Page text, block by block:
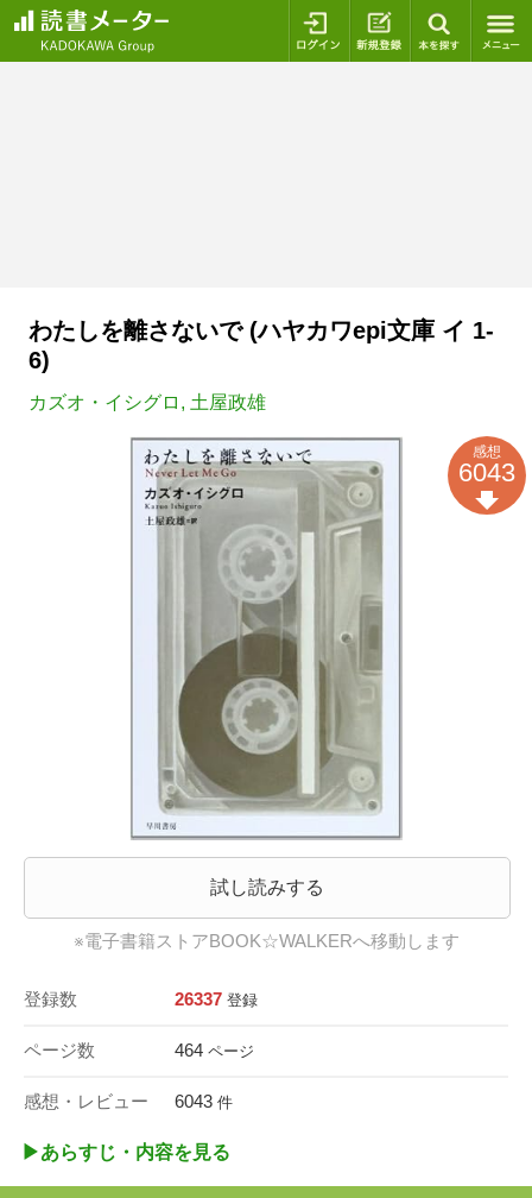
ログイン 新規登録
わたしを離さないで (ハヤカワepi文庫 イ 1-
6)
カズオ・イシグロ , 土屋政雄
試し読みする
※電子書籍ストアBOOK☆WALKERへ移動します
登録数 26337 登録
ページ数 464 ページ
感想・レビュー 6043 件
感想
6043
▶︎あらすじ・内容を見る